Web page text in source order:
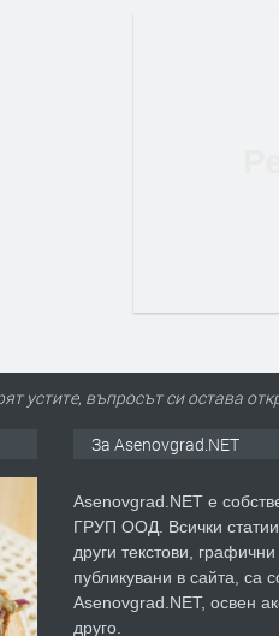
устите, въпросът си остава
За Asenovgrad.NET
Asenovgrad.NET е
ГРУП ООД. Всички
други текстови,
публикувани в сайта, са
Asenovgrad.NET, освен
друго.